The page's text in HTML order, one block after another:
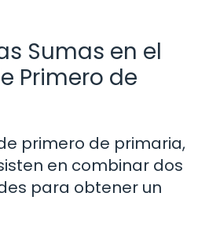
Sumas en el
Primero de
primero de primaria,
en combinar dos
para obtener un